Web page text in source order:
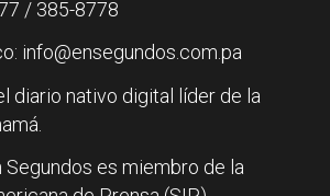
/ 385-8778
info@ensegundos.com.pa
diario nativo digital líder de la
Segundos es miembro de la